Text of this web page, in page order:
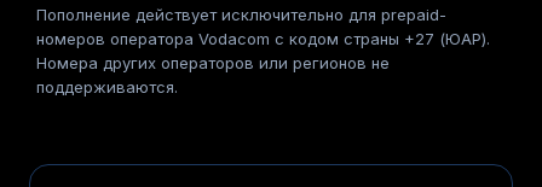
Пополнение действует исключительно для prepaid-
номеров оператора Vodacom с кодом страны +27 (ЮАР).
Номера других операторов или регионов не
поддерживаются.